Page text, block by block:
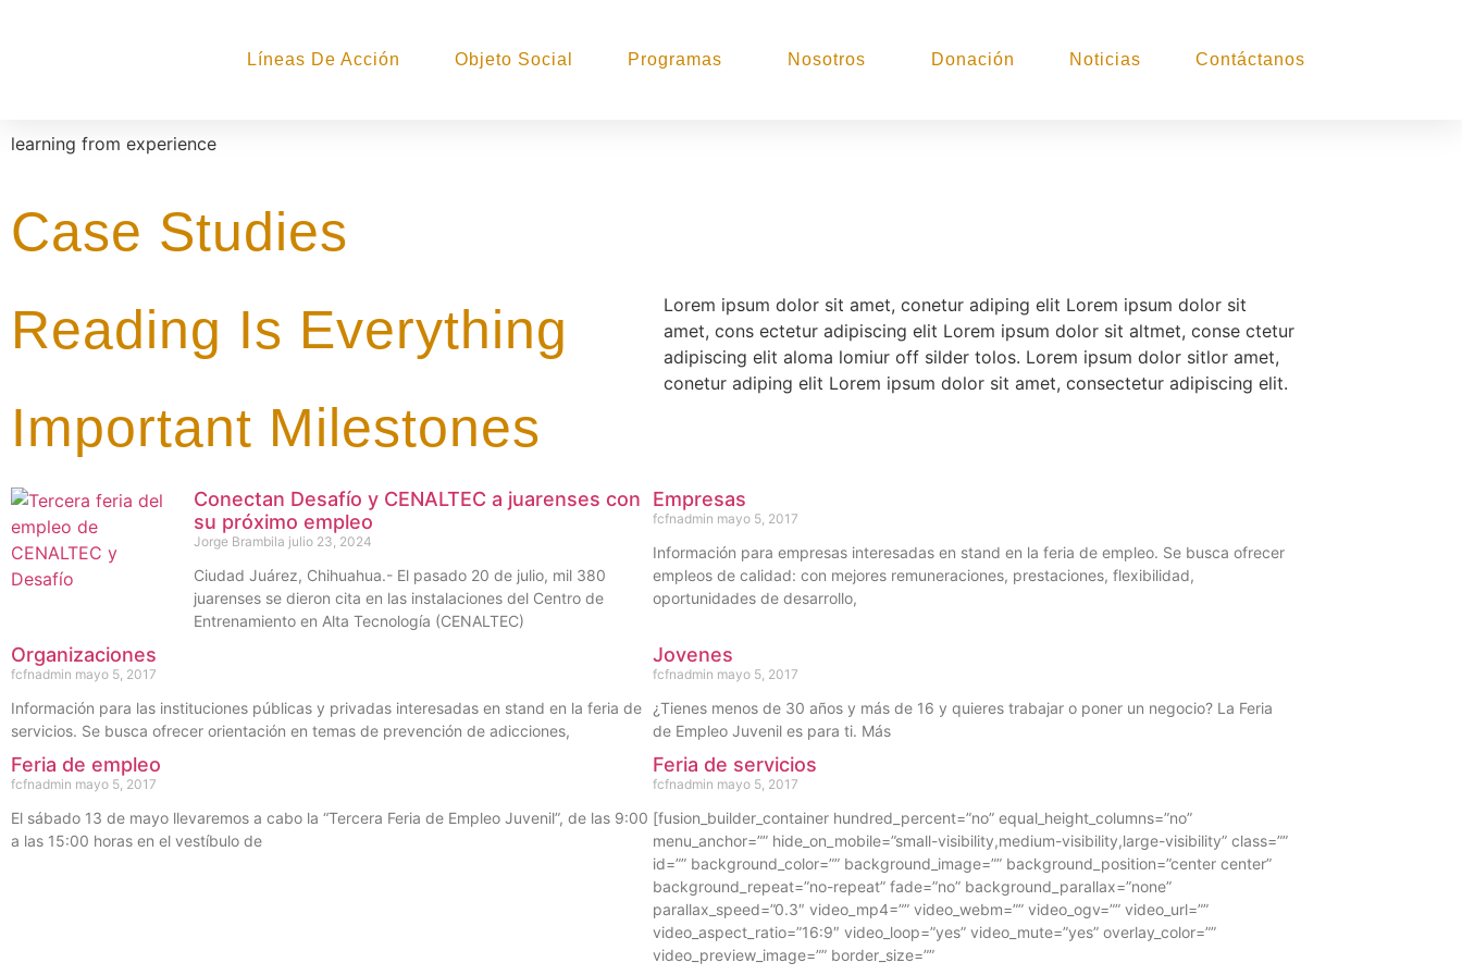
Líneas De Acción Objeto Social Programas Nosotros Donación Noticias Contáctanos
learning from experience
Case Studies
Reading Is Everything
Important Milestones
Lorem ipsum dolor sit amet, conetur adiping elit Lorem ipsum dolor sit
amet, cons ectetur adipiscing elit Lorem ipsum dolor sit altmet, conse ctetur
adipiscing elit aloma lomiur off silder tolos. Lorem ipsum dolor sitlor amet,
conetur adiping elit Lorem ipsum dolor sit amet, consectetur adipiscing elit.
Conectan Desafío y CENALTEC a juarenses con
su próximo empleo
Jorge Brambila julio 23, 2024
Ciudad Juárez, Chihuahua.- El pasado 20 de julio, mil 380
juarenses se dieron cita en las instalaciones del Centro de
Entrenamiento en Alta Tecnología (CENALTEC)
Empresas
fcfnadmin mayo 5, 2017
Información para empresas interesadas en stand en la feria de empleo. Se busca ofrecer
empleos de calidad: con mejores remuneraciones, prestaciones, flexibilidad,
oportunidades de desarrollo,
Organizaciones
fcfnadmin mayo 5, 2017
Información para las instituciones públicas y privadas interesadas en stand en la feria de
servicios. Se busca ofrecer orientación en temas de prevención de adicciones,
Jovenes
fcfnadmin mayo 5, 2017
¿Tienes menos de 30 años y más de 16 y quieres trabajar o poner un negocio? La Feria
de Empleo Juvenil es para ti. Más
Feria de empleo
fcfnadmin mayo 5, 2017
El sábado 13 de mayo llevaremos a cabo la “Tercera Feria de Empleo Juvenil”, de las 9:00
a las 15:00 horas en el vestíbulo de
Feria de servicios
fcfnadmin mayo 5, 2017
[fusion_builder_container hundred_percent=”no” equal_height_columns=”no”
menu_anchor=”” hide_on_mobile=”small-visibility,medium-visibility,large-visibility” class=””
id=”” background_color=”” background_image=”” background_position=”center center”
background_repeat=”no-repeat” fade=”no” background_parallax=”none”
parallax_speed=”0.3″ video_mp4=”” video_webm=”” video_ogv=”” video_url=””
video_aspect_ratio=”16:9″ video_loop=”yes” video_mute=”yes” overlay_color=””
video_preview_image=”” border_size=””